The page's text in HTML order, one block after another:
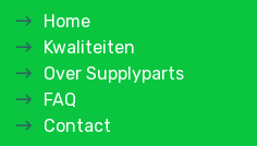
Home
Kwaliteiten
Over Supplyparts
FAQ
Contact